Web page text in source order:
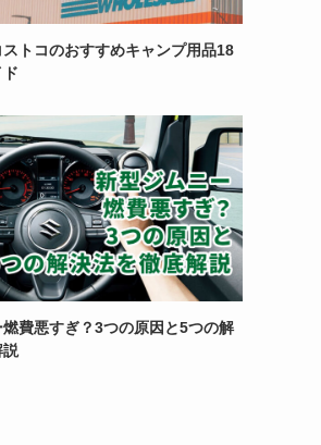
ストコのおすすめキャンプ用品18
費悪すぎ？3つの原因と5つの解
説